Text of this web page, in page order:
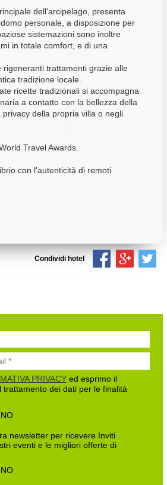
dell'arcipelago, presenta
personale, a disposizione per
sistemazioni sono inoltre
in totale comfort, e di una
trattamenti grazie alle
tradizione locale.
ricette tradizionali si accompagna
a contatto con la bellezza della
della propria villa o negli
Travel Awards.
con l'autenticità di remoti
Condividi hotel
PRIVACYed esprimo il
trattamento dei dati per le finalità
NO
newsletter per ricevere Inviti
eventi e le migliori offerte di
NO